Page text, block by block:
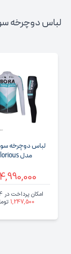
لباس دوچرخه
لباس دوچرخه
مدل Glorious
4,990,000
امکان پرداخت در 4 قسط
1,247,500